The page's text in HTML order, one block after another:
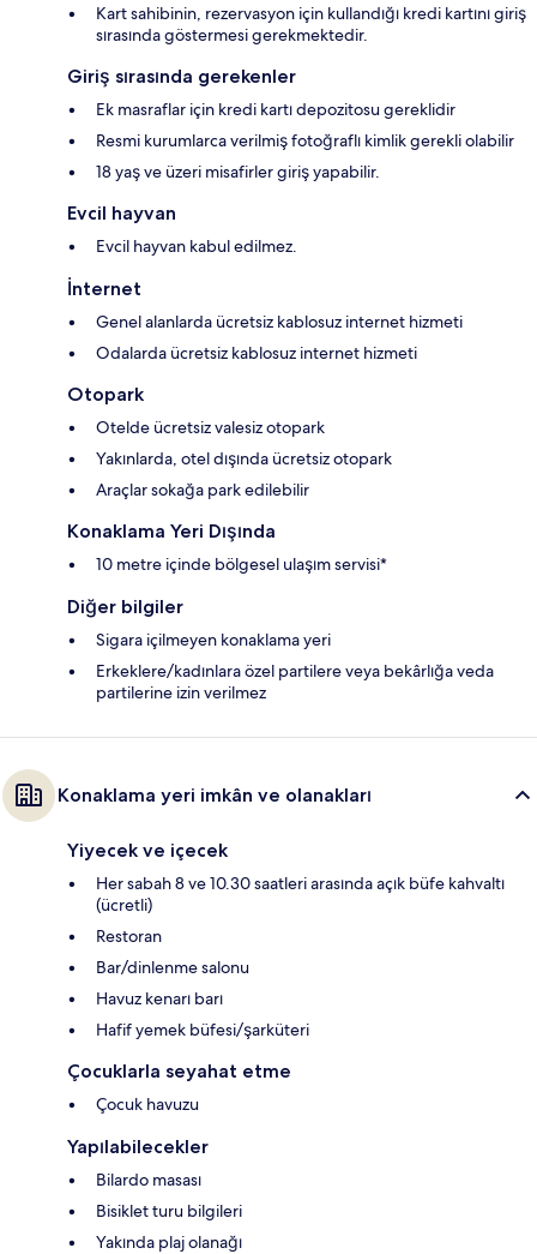
Kart sahibinin, rezervasyon için kullandığı kredi kartını giriş
sırasında göstermesi gerekmektedir.
Giriş sırasında gerekenler
Ek masraflar için kredi kartı depozitosu gereklidir
Resmi kurumlarca verilmiş fotoğraflı kimlik gerekli olabilir
18 yaş ve üzeri misafirler giriş yapabilir.
Evcil hayvan
Evcil hayvan kabul edilmez.
İnternet
Genel alanlarda ücretsiz kablosuz internet hizmeti
Odalarda ücretsiz kablosuz internet hizmeti
Otopark
Otelde ücretsiz valesiz otopark
Yakınlarda, otel dışında ücretsiz otopark
Araçlar sokağa park edilebilir
Konaklama Yeri Dışında
10 metre içinde bölgesel ulaşım servisi*
Diğer bilgiler
Sigara içilmeyen konaklama yeri
Erkeklere/kadınlara özel partilere veya bekârlığa veda
partilerine izin verilmez
Konaklama yeri imkân ve olanakları
Yiyecek ve içecek
Her sabah 8 ve 10.30 saatleri arasında açık büfe kahvaltı
(ücretli)
Restoran
Bar/dinlenme salonu
Havuz kenarı barı
Hafif yemek büfesi/şarküteri
Çocuklarla seyahat etme
Çocuk havuzu
Yapılabilecekler
Bilardo masası
Bisiklet turu bilgileri
Yakında plaj olanağı